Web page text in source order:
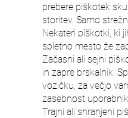
prebere piškotek
storitev. Samo
Nekateri piškotki, ki
spletno mesto že
Začasni ali sejni
in zapre brskalnik.
vozičku, za večjo
zasebnost
Trajni ali shranjeni